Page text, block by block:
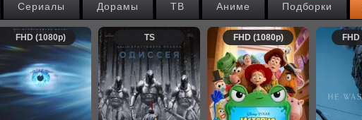
Подборки
Аниме
ТВ
Дорамы
Сериалы
FHD (1080p) TS FHD (1080p)